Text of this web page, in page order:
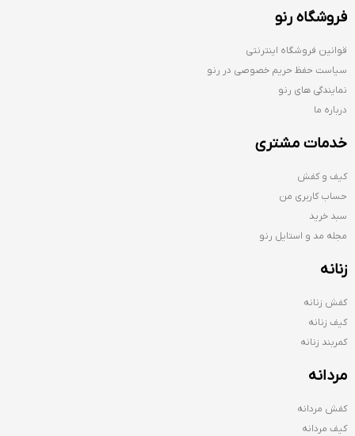
فروشگاه رنو
قوانین فروشگاه اینترنتی
سیاست حفظ حریم خصوصی در رنو
نمایندگی های رنو
درباره ما
خدمات مشتری
کیف و کفش
حساب کاربری من
سبد خرید
مجله مد و استایل رنو
زنانه
کفش زنانه
کیف زنانه
کمربند زنانه
مردانه
کفش مردانه
کیف مردانه